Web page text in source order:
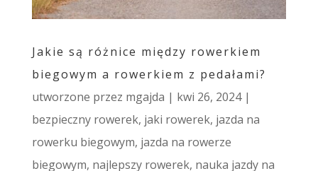
Jakie są różnice między rowerkiem
biegowym a rowerkiem z pedałami?
utworzone przez mgajda | kwi 26, 2024|
bezpieczny rowerek, jaki rowerek, jazda na
rowerku biegowym, jazda na rowerze
biegowym, najlepszy rowerek, nauka jazdy na